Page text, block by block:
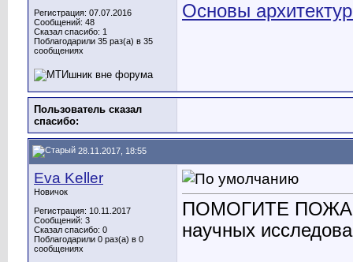
Регистрация: 07.07.2016
Сообщений: 48
Сказал спасибо: 1
Поблагодарили 35 раз(а) в 35
сообщениях
Основы
Пользователь сказал
cпасибо:
28.11.2017, 18:55
Eva Keller
Новичок
Регистрация: 10.11.2017
Сообщений: 3
Сказал спасибо: 0
Поблагодарили 0 раз(а) в 0
сообщениях
ПОМОГИТЕ
научных